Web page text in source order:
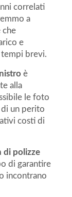
correlati
a
che
e
brevi.
è
alla
le foto
un perito
costi di
di polizze
di garantire
incontrano